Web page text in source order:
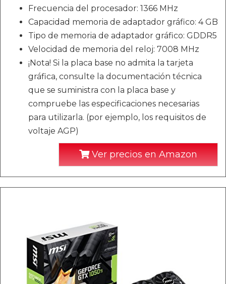
Frecuencia del procesador: 1366 MHz
Capacidad memoria de adaptador gráfico: 4 GB
Tipo de memoria de adaptador gráfico: GDDR5
Velocidad de memoria del reloj: 7008 MHz
¡Nota! Si la placa base no admita la tarjeta
gráfica, consulte la documentación técnica
que se suministra con la placa base y
compruebe las especificaciones necesarias
para utilizarla. (por ejemplo, los requisitos de
voltaje AGP)
Ver precios en Amazon